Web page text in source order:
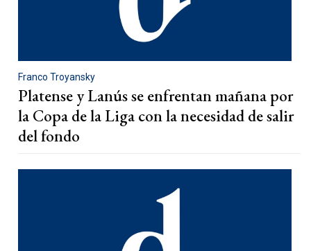
Franco Troyansky
Platense y Lanús se enfrentan mañana por
la Copa de la Liga con la necesidad de salir
del fondo